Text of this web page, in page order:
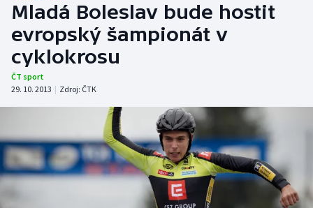
Cyklistika
DALŠÍ SPORTY
Americký fotbal
Baseball a softbal
Basketbal
NEPŘEHLÉDNĚTE
Historické návraty
Aplikace ČT sport
Mladá Boleslav bude hostit
evropský šampionát v
cyklokrosu
ČT sport
29. 10. 2013 | Zdroj: ČTK